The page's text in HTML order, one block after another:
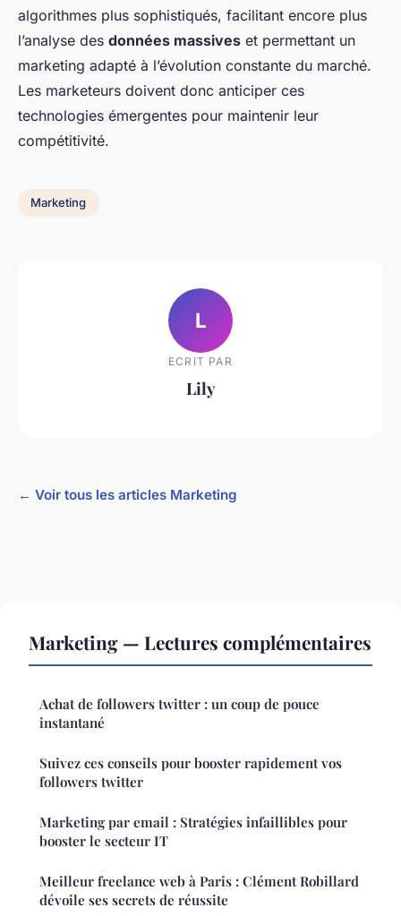
algorithmes plus sophistiqués, facilitant encore plus
l’analyse des données massives et permettant un
marketing adapté à l’évolution constante du marché.
Les marketeurs doivent donc anticiper ces
technologies émergentes pour maintenir leur
compétitivité.
Marketing
L
ECRIT PAR
Lily
← Voir tous les articles Marketing
Marketing — Lectures complémentaires
Achat de followers twitter : un coup de pouce
instantané
Suivez ces conseils pour booster rapidement vos
followers twitter
Marketing par email : Stratégies infaillibles pour
booster le secteur IT
Meilleur freelance web à Paris : Clément Robillard
dévoile ses secrets de réussite